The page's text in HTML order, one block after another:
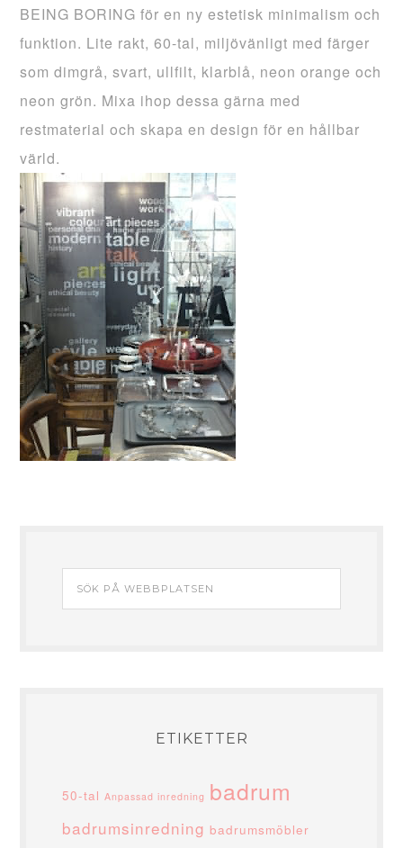
BEING BORING för en ny estetisk minimalism och
funktion. Lite rakt, 60-tal, miljövänligt med färger
som dimgrå, svart, ullfilt, klarblå, neon orange och
neon grön. Mixa ihop dessa gärna med
restmaterial och skapa en design för en hållbar
värld.
ETIKETTER
50-tal Anpassad inredning badrum
badrumsinredning badrumsmöbler